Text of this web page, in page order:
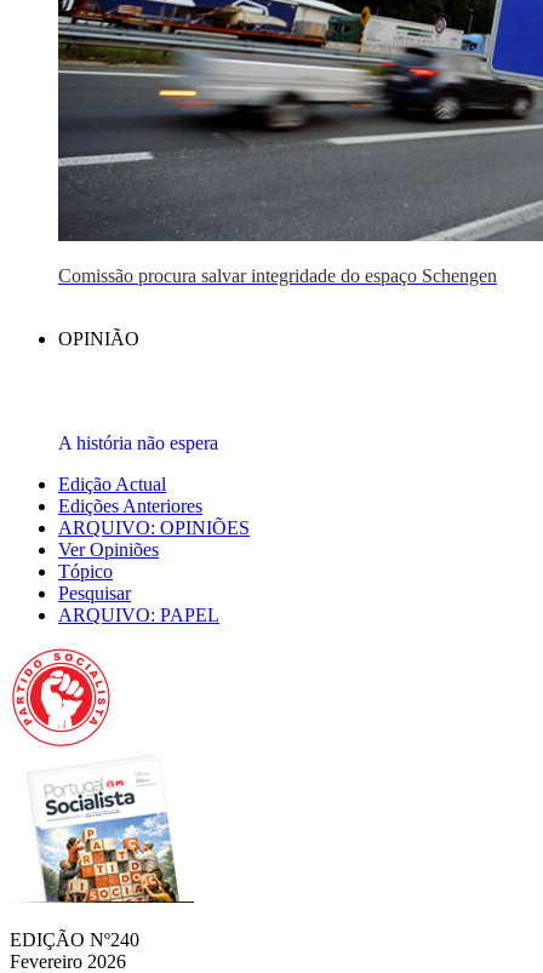
Comissão procura salvar integridade do espaço Schengen
OPINIÃO
A história não espera
Edição Actual
Edições Anteriores
ARQUIVO: OPINIÕES
Ver Opiniões
Tópico
Pesquisar
ARQUIVO: PAPEL
EDIÇÃO Nº240
Fevereiro 2026